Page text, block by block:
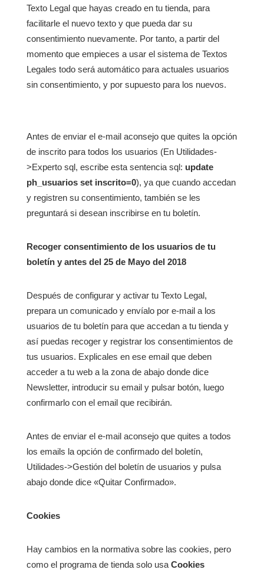
Texto Legal que hayas creado en tu tienda, para
facilitarle el nuevo texto y que pueda dar su
consentimiento nuevamente. Por tanto, a partir del
momento que empieces a usar el sistema de Textos
Legales todo será automático para actuales usuarios
sin consentimiento, y por supuesto para los nuevos.
Antes de enviar el e-mail aconsejo que quites la opción
de inscrito para todos los usuarios (En Utilidades-
>Experto sql, escribe esta sentencia sql: update
ph_usuarios set inscrito=0), ya que cuando accedan
y registren su consentimiento, también se les
preguntará si desean inscribirse en tu boletín.
Recoger consentimiento de los usuarios de tu
boletín y antes del 25 de Mayo del 2018
Después de configurar y activar tu Texto Legal,
prepara un comunicado y envíalo por e-mail a los
usuarios de tu boletín para que accedan a tu tienda y
así puedas recoger y registrar los consentimientos de
tus usuarios. Explicales en ese email que deben
acceder a tu web a la zona de abajo donde dice
Newsletter, introducir su email y pulsar botón, luego
confirmarlo con el email que recibirán.
Antes de enviar el e-mail aconsejo que quites a todos
los emails la opción de confirmado del boletín,
Utilidades->Gestión del boletín de usuarios y pulsa
abajo donde dice «Quitar Confirmado».
Cookies
Hay cambios en la normativa sobre las cookies, pero
como el programa de tienda solo usa Cookies